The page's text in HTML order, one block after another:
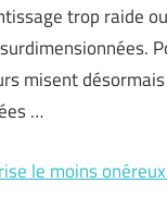
trop raide
misent
…
le moins